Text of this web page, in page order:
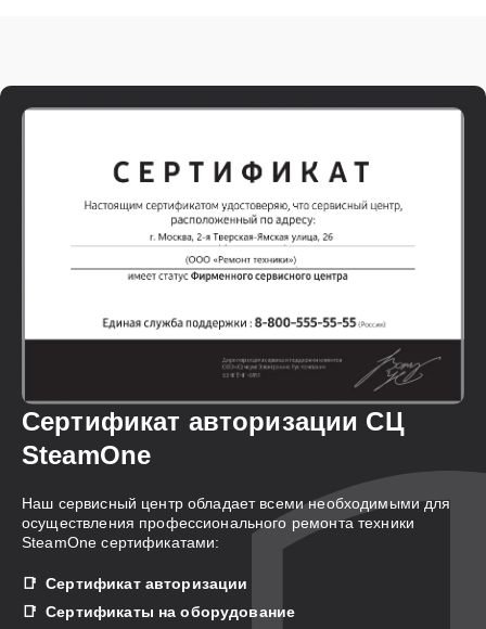
Сертификат авторизации СЦ
SteamOne
Наш сервисный центр обладает всеми необходимыми для
осуществления профессионального ремонта техники
SteamOne сертификатами:
Сертификат авторизации
Сертификаты на оборудование